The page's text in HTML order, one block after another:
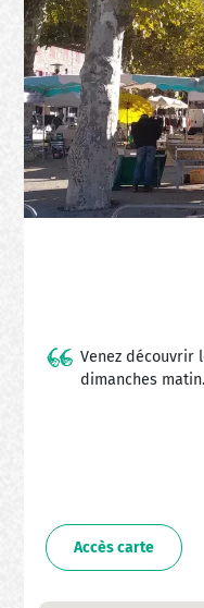
Venez découvrir
dimanches matin.
Accès carte